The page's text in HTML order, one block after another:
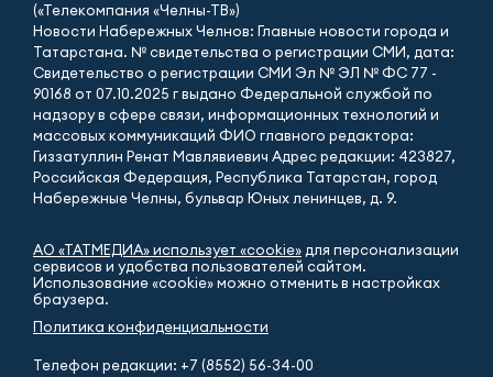
(«Телекомпания «Челны-ТВ»)
Новости Набережных Челнов: Главные новости города и
Татарстана. № свидетельства о регистрации СМИ, дата:
Свидетельство о регистрации СМИ Эл № ЭЛ № ФС 77 -
90168 от 07.10.2025 г выдано Федеральной службой по
надзору в сфере связи, информационных технологий и
массовых коммуникаций ФИО главного редактора:
Гиззатуллин Ренат Мавлявиевич Адрес редакции: 423827,
Российская Федерация, Республика Татарстан, город
Набережные Челны, бульвар Юных ленинцев, д. 9.
АО «ТАТМЕДИА» использует «cookie» для персонализации
сервисов и удобства пользователей сайтом.
Использование «cookie» можно отменить в настройках
браузера.
Политика конфиденциальности
Телефон редакции: +7 (8552) 56-34-00